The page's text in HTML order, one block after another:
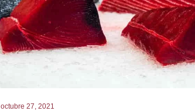
octubre 27, 2021